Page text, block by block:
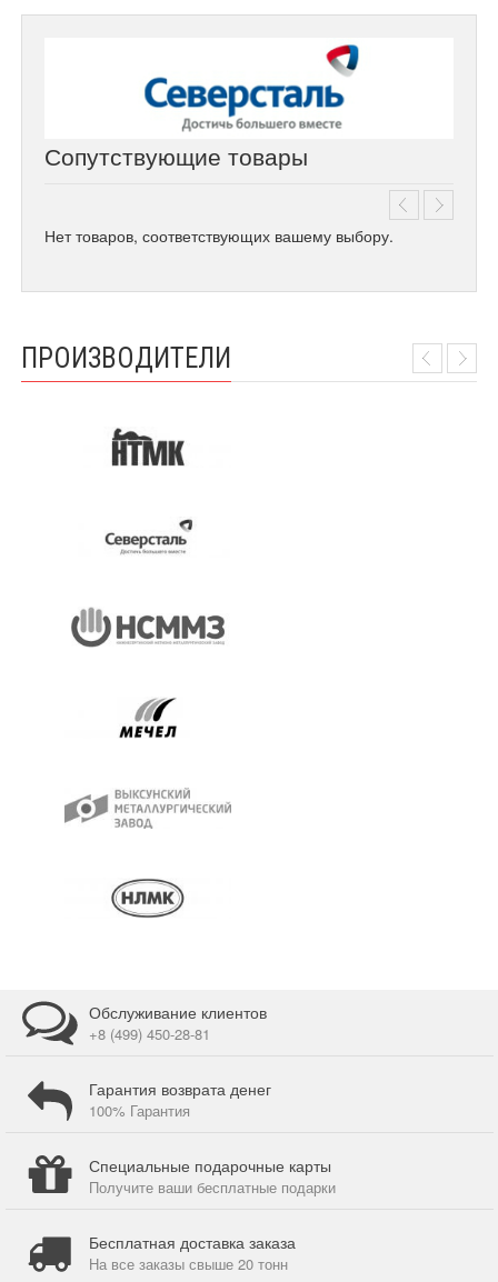
Сопутствующие товары
Нет товаров, соответствующих вашему выбору.
ПРОИЗВОДИТЕЛИ
Обслуживание клиентов
+8 (499) 450-28-81
Гарантия возврата денег
100% Гарантия
Специальные подарочные карты
Получите ваши бесплатные подарки
Бесплатная доставка заказа
На все заказы свыше 20 тонн